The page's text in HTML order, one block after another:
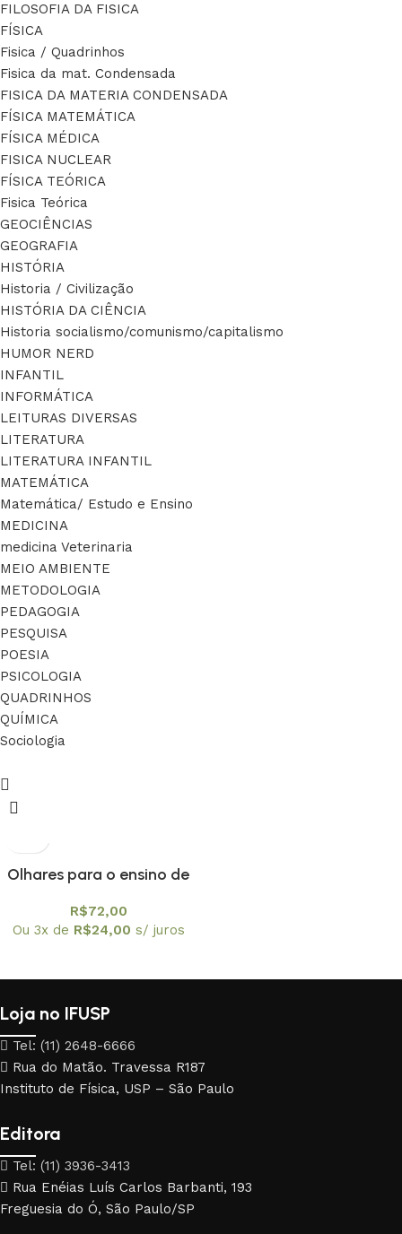
FILOSOFIA DA FISICA
FÍSICA
Fisica / Quadrinhos
Fisica da mat. Condensada
FISICA DA MATERIA CONDENSADA
FÍSICA MATEMÁTICA
FÍSICA MÉDICA
FISICA NUCLEAR
FÍSICA TEÓRICA
Fisica Teórica
GEOCIÊNCIAS
GEOGRAFIA
HISTÓRIA
Historia / Civilização
HISTÓRIA DA CIÊNCIA
Historia socialismo/comunismo/capitalismo
HUMOR NERD
INFANTIL
INFORMÁTICA
LEITURAS DIVERSAS
LITERATURA
LITERATURA INFANTIL
MATEMÁTICA
Matemática/ Estudo e Ensino
MEDICINA
medicina Veterinaria
MEIO AMBIENTE
METODOLOGIA
PEDAGOGIA
PESQUISA
POESIA
PSICOLOGIA
QUADRINHOS
QUÍMICA
Sociologia
Olhares para o ensino de
digitais, atividades
R$72,00
Ou 3x de R$24,00 s/ juros
Loja no IFUSP
Tel: (11) 2648-6666
Rua do Matão. Travessa R187
Instituto de Física, USP – São Paulo
Editora
Tel: (11) 3936-3413
Rua Enéias Luís Carlos Barbanti, 193
Freguesia do Ó, São Paulo/SP